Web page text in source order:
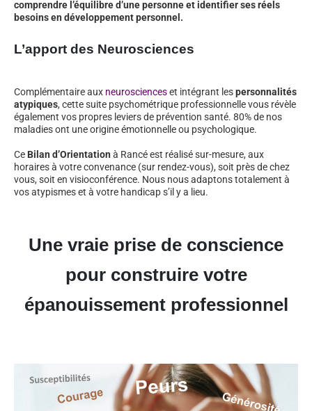
comprendre l’équilibre d’une personne et identifier ses réels
besoins en développement personnel.
L’apport des Neurosciences
Complémentaire aux neuroscienceset intégrant lespersonnalités
atypiques, cette suite psychométrique professionnelle vous révèle
également vos propres leviers de prévention santé. 80% de nos
maladies ont une origine émotionnelle ou psychologique.
Ce Bilan d’Orientation à Rancé est réalisé sur-mesure, aux
horaires à votre convenance (sur rendez-vous), soit près de chez
vous, soit en visioconférence. Nous nous adaptons totalement à
vos atypismes et à votre handicap s’il y a lieu.
Une vraie prise de conscience
pour construire votre
épanouissement professionnel